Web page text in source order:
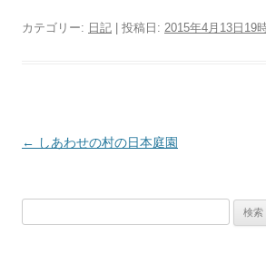
カテゴリー: 日記 | 投稿日: 2015年4月13日19
投
← しあわせの村の日本庭園